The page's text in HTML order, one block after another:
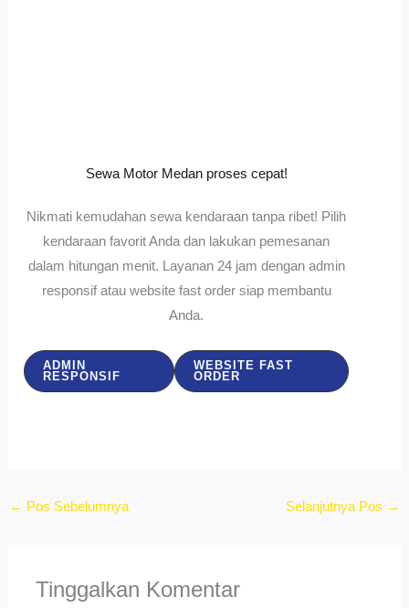
Sewa Motor Medan proses cepat!
Nikmati kemudahan sewa kendaraan tanpa ribet! Pilih
kendaraan favorit Anda dan lakukan pemesanan
dalam hitungan menit. Layanan 24 jam dengan admin
responsif atau website fast order siap membantu
Anda.
ADMIN
RESPONSIF
WEBSITE FAST
ORDER
← Pos Sebelumnya Selanjutnya Pos →
Tinggalkan Komentar